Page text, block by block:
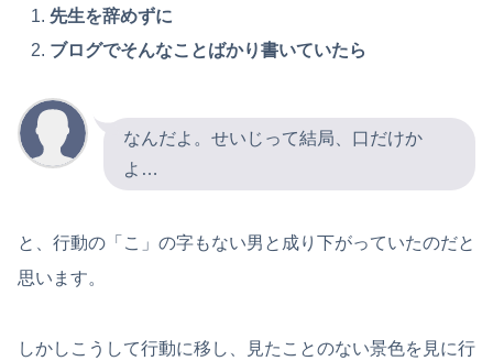
先生を辞めずに
ブログでそんなことばかり書いていたら
なんだよ。せいじって結局、口だけか
よ…
と、行動の「こ」の字もない男と成り下がっていたのだと
思います。
しかしこうして行動に移し、見たことのない景色を見に行